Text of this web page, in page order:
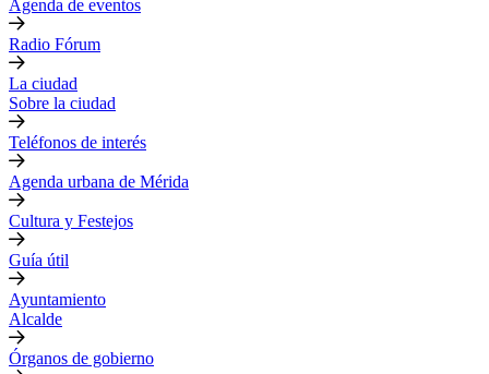
Agenda de eventos
Radio Fórum
La ciudad
Sobre la ciudad
Teléfonos de interés
Agenda urbana de Mérida
Cultura y Festejos
Guía útil
Ayuntamiento
Alcalde
Órganos de gobierno